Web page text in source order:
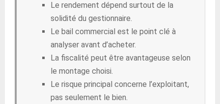
Le rendement dépend surtout de la
solidité du gestionnaire.
Le bail commercial est le point clé à
analyser avant d’acheter.
La fiscalité peut être avantageuse selon
le montage choisi.
Le risque principal concerne l’exploitant,
pas seulement le bien.